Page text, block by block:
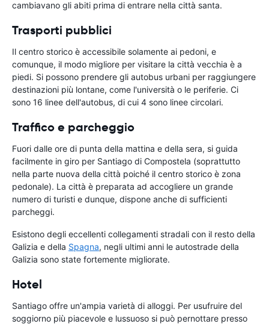
cambiavano gli abiti prima di entrare nella città santa.
Trasporti pubblici
Il centro storico è accessibile solamente ai pedoni, e
comunque, il modo migliore per visitare la città vecchia è a
piedi. Si possono prendere gli autobus urbani per raggiungere
destinazioni più lontane, come l'università o le periferie. Ci
sono 16 linee dell'autobus, di cui 4 sono linee circolari.
Traffico e parcheggio
Fuori dalle ore di punta della mattina e della sera, si guida
facilmente in giro per Santiago di Compostela (soprattutto
nella parte nuova della città poiché il centro storico è zona
pedonale). La città è preparata ad accogliere un grande
numero di turisti e dunque, dispone anche di sufficienti
parcheggi.
Esistono degli eccellenti collegamenti stradali con il resto della
Galizia e della Spagna, negli ultimi anni le autostrade della
Galizia sono state fortemente migliorate.
Hotel
Santiago offre un'ampia varietà di alloggi. Per usufruire del
soggiorno più piacevole e lussuoso si può pernottare presso